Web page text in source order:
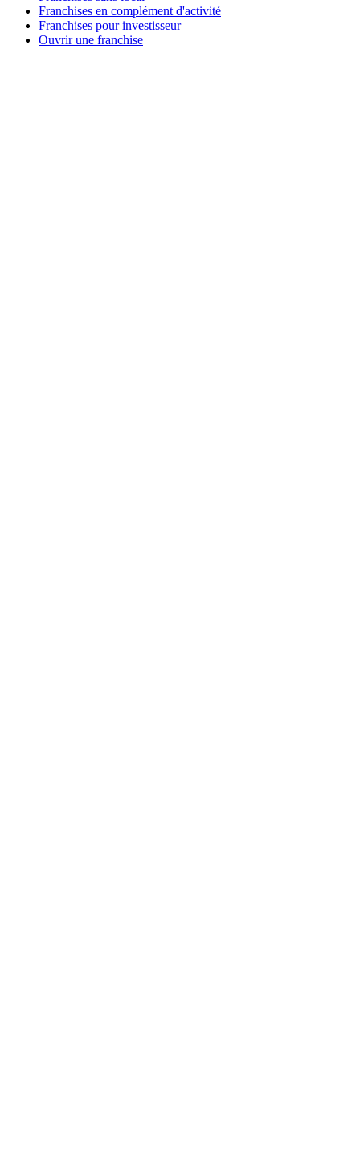
Franchises en complément d'activité
Franchises pour investisseur
Ouvrir une franchise